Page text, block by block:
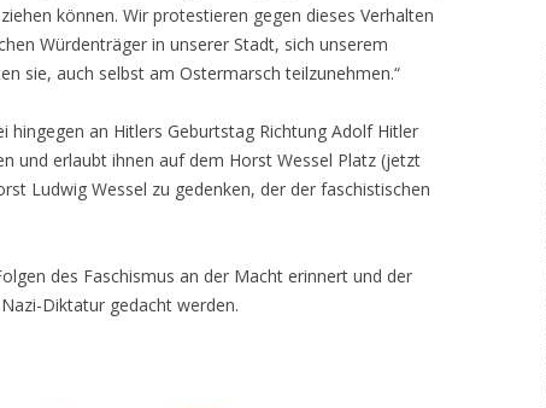
können. Wir protestieren gegen dieses Verhalten
Würdenträger in unserer Stadt, sich unserem
sie, auch selbst am Ostermarsch teilzunehmen.“
hingegen an Hitlers Geburtstag Richtung Adolf Hitler
und erlaubt ihnen auf dem Horst Wessel Platz (jetzt
Ludwig Wessel zu gedenken, der der faschistischen
des Faschismus an der Macht erinnert und der
Diktatur gedacht werden.